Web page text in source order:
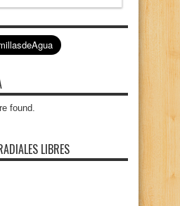
found.
LIBRES